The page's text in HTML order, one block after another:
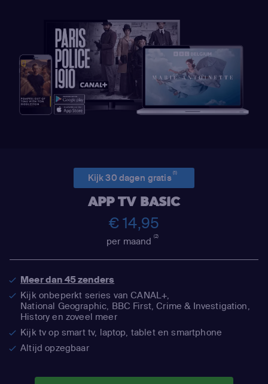
Kijk 30 dagen gratis(1)
APP TV BASIC
€ 14,95
per maand(2)
Meer dan 45 zenders
Kijk onbeperkt series van CANAL+,
National Geographic, BBC First, Crime & Investigation,
History en zoveel meer
Kijk tv op smart tv, laptop, tablet en smartphone
Altijd opzegbaar